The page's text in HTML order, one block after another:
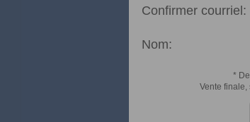
Confirmer courriel:
Nom:
*
Vente finale,